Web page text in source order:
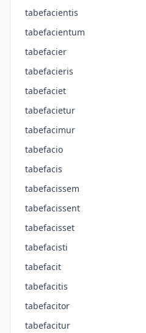
tabefacientis
tabefacientum
tabefacier
tabefacieris
tabefaciet
tabefacietur
tabefacimur
tabefacio
tabefacis
tabefacissem
tabefacissent
tabefacisset
tabefacisti
tabefacit
tabefacitis
tabefacitor
tabefacitur